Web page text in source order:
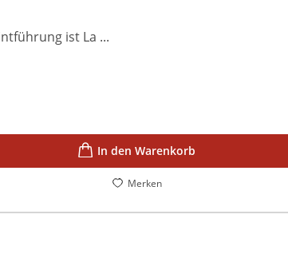
ist La ...
In den Warenkorb
Merken